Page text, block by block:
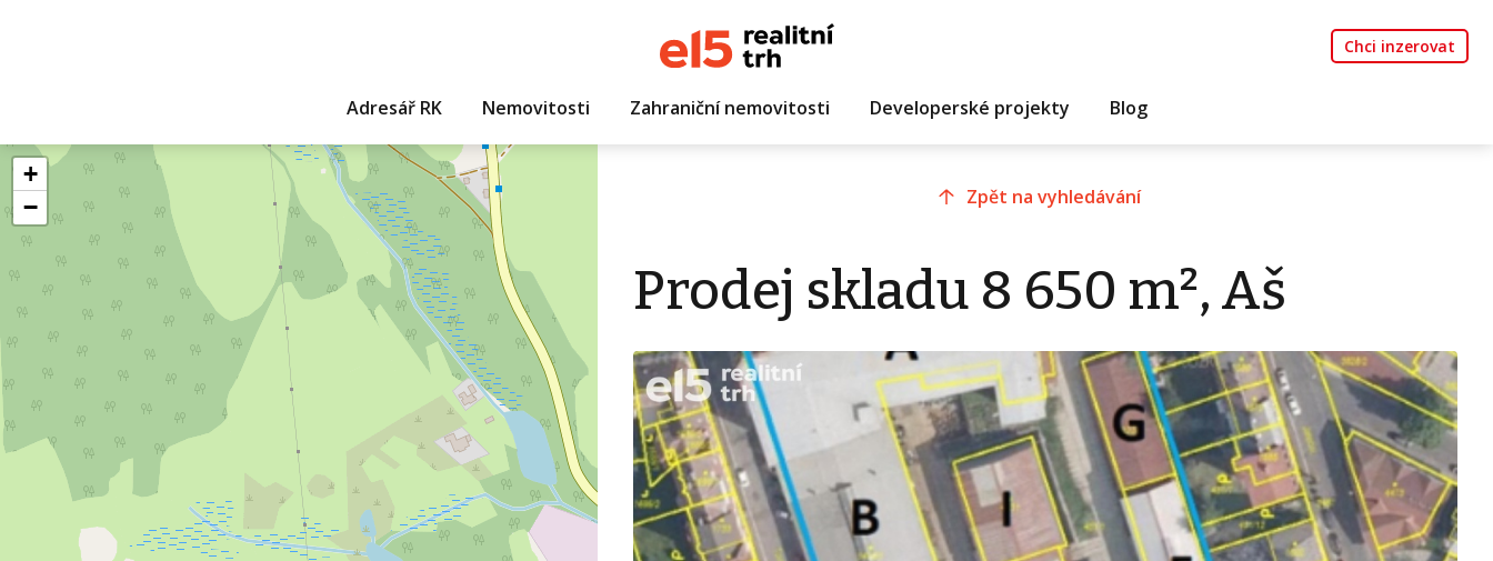
Chci inzerovat
Adresář RK Nemovitosti Zahraniční nemovitosti Developerské projekty Blog
+
−
Zpět na vyhledávání
Prodej skladu 8 650 m², Aš